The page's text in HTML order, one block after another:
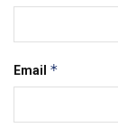
Email *